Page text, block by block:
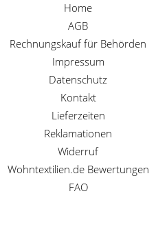
Home
AGB
Rechnungskauf für Behörden
Impressum
Datenschutz
Kontakt
Lieferzeiten
Reklamationen
Widerruf
Wohntextilien.de Bewertungen
FAQ